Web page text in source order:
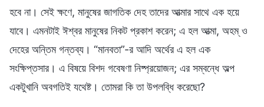
হবে না। সেই ক্ষণে, মানুষের জাগতিক দেহ তাদের আত্মার সাথে এক হয়ে
যাবে। এমনটাই ঈশ্বর মানুষের নিকট প্রকাশ করেন; এ হল আত্মা, অহম্‌ ও
দেহের অন্তিম গন্তব্য। “মানবতা”-র আদি অর্থের এ হল এক
সংক্ষিপ্তসার। এ বিষয়ে বিশদ গবেষণা নিষ্প্রয়োজন; এর সম্বন্ধে অল্প
একটুখানি অবগতিই যথেষ্ট। তোমরা কি তা উপলব্ধি করেছো?